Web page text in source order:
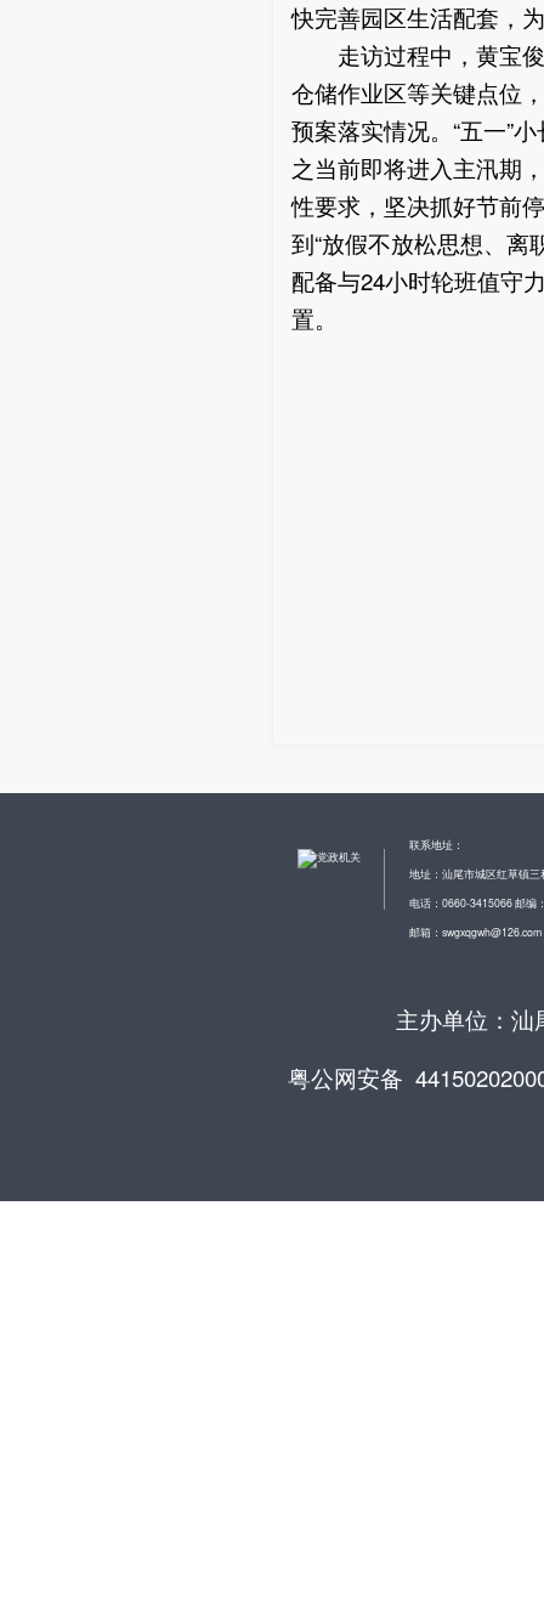
快完善园区生活配套，
走访过程中，黄宝俊
仓储作业区等关键点位
预案落实情况。“五一”
之当前即将进入主汛期
性要求，坚决抓好节前
到“放假不放松思想、离
配备与24小时轮班值守
置。
联系地址：
地址：汕尾市城区红草镇
电话：0660-3415066 邮编
邮箱：swgxqgwh@126.com
主办单位：汕
粤公网安备